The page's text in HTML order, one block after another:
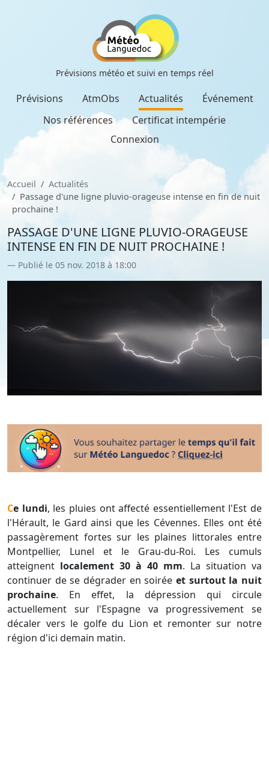
Prévisions météo et suivi en temps réel
Prévisions AtmObs Actualités
Événement
Nos références
Certificat intempérie
Connexion
Accueil
Actualités
Passage d'une ligne pluvio-orageuse intense en fin de nuit
prochaine !
PASSAGE D'UNE LIGNE PLUVIO-ORAGEUSE
INTENSE EN FIN DE NUIT PROCHAINE !
Publié le 05 nov. 2018 à 18:00
Ce lundi, les pluies ont affecté essentiellement l'Est de
l'Hérault, le Gard ainsi que les Cévennes. Elles ont été
passagèrement fortes sur les plaines littorales entre
Montpellier, Lunel et le Grau-du-Roi. Les cumuls
atteignent localement 30 à 40 mm. La situation va
continuer de se dégrader en soirée et surtout la nuit
prochaine. En effet, la dépression qui circule
actuellement sur l'Espagne va progressivement se
décaler vers le golfe du Lion et remonter sur notre
région d'ici demain matin.